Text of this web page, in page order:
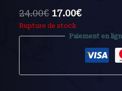
24.00€ 17.00€
Rupture de stock
Paiement en